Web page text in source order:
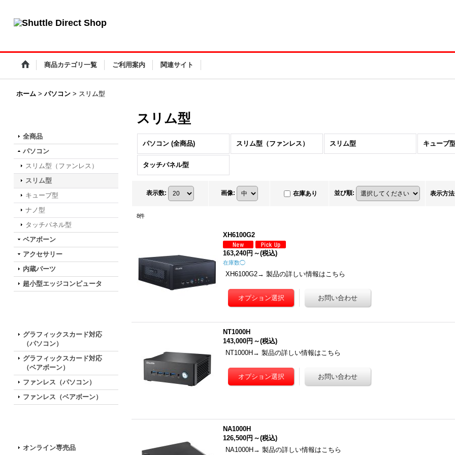
商品カテゴリ一覧 ご利用案内 関連サイト
ホーム > パソコン > スリム型
全商品
パソコン
スリム型（ファンレス）
スリム型
キューブ型
ナノ型
タッチパネル型
ベアボーン
アクセサリー
内蔵パーツ
超小型エッジコンピュータ
グラフィックスカード対応
（パソコン）
グラフィックスカード対応
（ベアボーン）
ファンレス（パソコン）
ファンレス（ベアボーン）
オンライン専売品
スリム型
パソコン (全商品) スリム型（ファンレス） スリム型 キューブ
タッチパネル型
表示数: 画像: 在庫あり 並び順: 表示方法
8件
XH6100G2
163,240円 ～(税込)
在庫数◯
XH6100G2→ 製品の詳しい情報はこちら
NT1000H
143,000円 ～(税込)
NT1000H→ 製品の詳しい情報はこちら
NA1000H
126,500円 ～(税込)
NA1000H→ 製品の詳しい情報はこちら